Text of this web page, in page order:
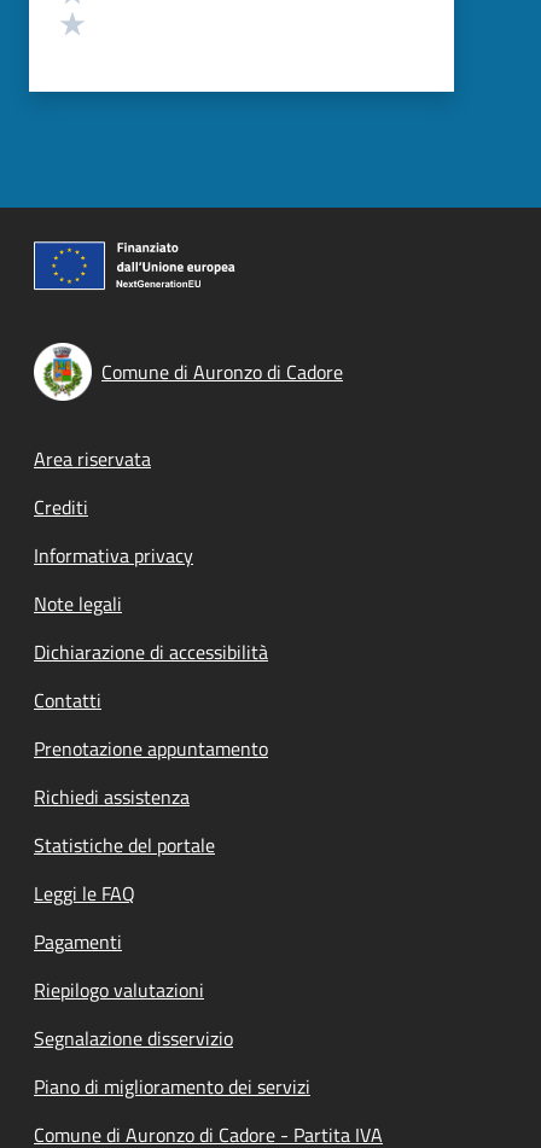
Comune di Auronzo di Cadore
Footer menu
Area riservata
Crediti
Informativa privacy
Note legali
Dichiarazione di accessibilità
Contatti
Prenotazione appuntamento
Richiedi assistenza
Statistiche del portale
Leggi le FAQ
Pagamenti
Riepilogo valutazioni
Segnalazione disservizio
Piano di miglioramento dei servizi
Comune di Auronzo di Cadore - Partita IVA